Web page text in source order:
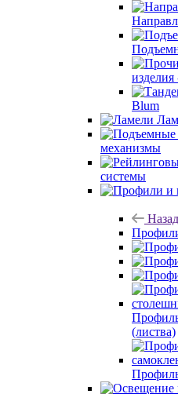
Blum
механизмы
системы
Назад
(листва)